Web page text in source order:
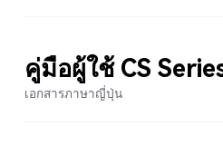
คู่มือผู้ใช้ CS
เอกสารภาษาญี่ปุ่น